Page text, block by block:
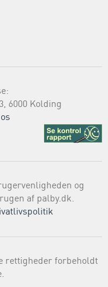
6000 Kolding
og
af palby.dk.
rettigheder forbeholdt